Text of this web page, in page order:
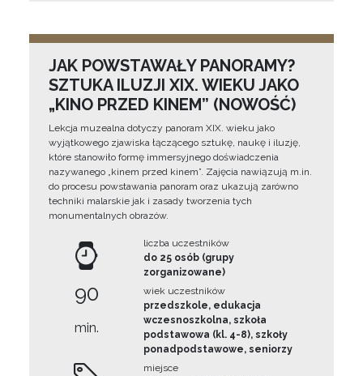
JAK POWSTAWAŁY PANORAMY?
SZTUKA ILUZJI XIX. WIEKU JAKO
„KINO PRZED KINEM” (NOWOŚĆ)
Lekcja muzealna dotyczy panoram XIX. wieku jako
wyjątkowego zjawiska łączącego sztukę, naukę i iluzję,
które stanowiło formę immersyjnego doświadczenia
nazywanego „kinem przed kinem”. Zajęcia nawiązują m.in.
do procesu powstawania panoram oraz ukazują zarówno
techniki malarskie jak i zasady tworzenia tych
monumentalnych obrazów.
90
min.
liczba uczestników
do 25 osób (grupy
zorganizowane)
wiek uczestników
przedszkole, edukacja
wczesnoszkolna, szkoła
podstawowa (kl. 4-8), szkoły
ponadpodstawowe, seniorzy
miejsce